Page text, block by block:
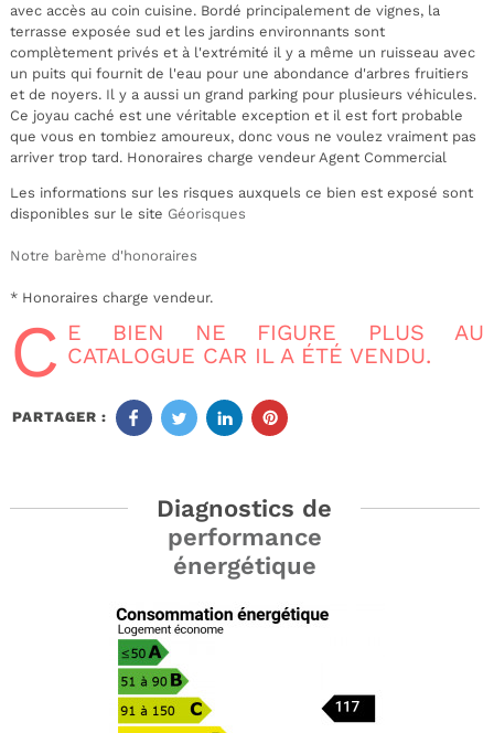
avec accès au coin cuisine. Bordé principalement de vignes, la
terrasse exposée sud et les jardins environnants sont
complètement privés et à l'extrémité il y a même un ruisseau avec
un puits qui fournit de l'eau pour une abondance d'arbres fruitiers
et de noyers. Il y a aussi un grand parking pour plusieurs véhicules.
Ce joyau caché est une véritable exception et il est fort probable
que vous en tombiez amoureux, donc vous ne voulez vraiment pas
arriver trop tard. Honoraires charge vendeur Agent Commercial
Les informations sur les risques auxquels ce bien est exposé sont
disponibles sur le site Géorisques
Notre barème d'honoraires
* Honoraires charge vendeur.
C E BIEN NE FIGURE PLUS AU
CATALOGUE CAR IL A ÉTÉ VENDU.
PARTAGER :
Diagnostics de
performance
énergétique